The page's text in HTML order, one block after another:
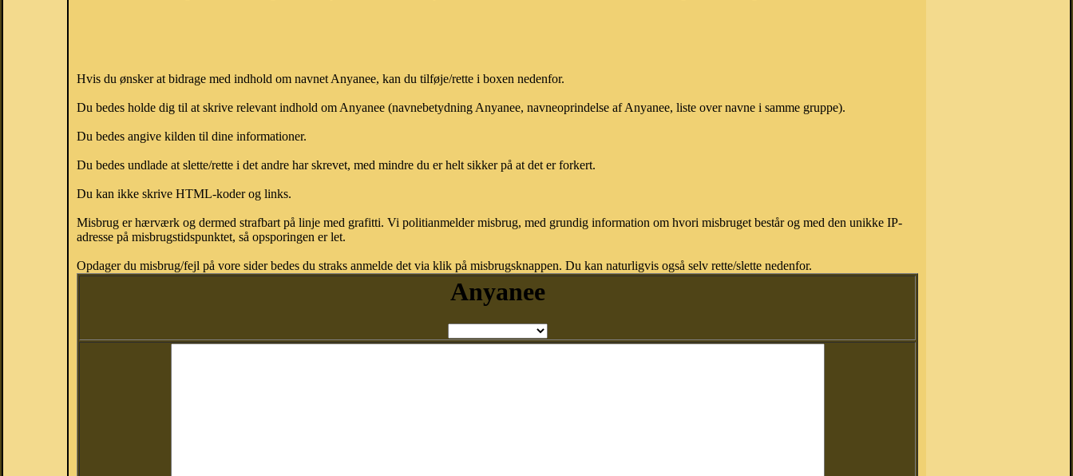
Hvis du ønsker at bidrage med indhold om navnet Anyanee, kan du tilføje/rette i boxen nedenfor.
Du bedes holde dig til at skrive relevant indhold om Anyanee (navnebetydning Anyanee, navneoprindelse af Anyanee, liste over navne i samme gruppe).
Du bedes angive kilden til dine informationer.
Du bedes undlade at slette/rette i det andre har skrevet, med mindre du er helt sikker på at det er forkert.
Du kan ikke skrive HTML-koder og links.
Misbrug er hærværk og dermed strafbart på linje med grafitti. Vi politianmelder misbrug, med grundig information om hvori misbruget består og med den unikke IP-
adresse på misbrugstidspunktet, så opsporingen er let.
Opdager du misbrug/fejl på vore sider bedes du straks anmelde det via klik på misbrugsknappen. Du kan naturligvis også selv rette/slette nedenfor.
Anyanee